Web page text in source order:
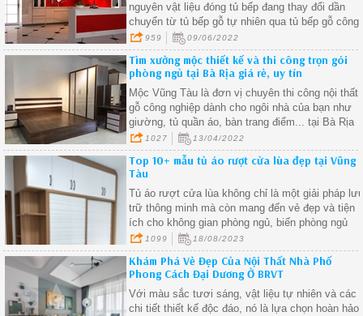
nguyên vật liệu đóng tủ bếp đang thay đổi dần
chuyển từ tủ bếp gỗ tự nhiên qua tủ bếp gỗ công
nghiệp để giải quyết khâu mối mọt, cong vênh,
ẩm ướt nơi góc bếp do thời gian sử dụng. Bên
cạnh đó gỗ công nghiệp cũng được đánh giá là
khá bền và dặt biệt giá thành rẻ hơn gỗ tự nhiên.
959 09/06/2022
Tìm xưởng mộc thiết kế và thi công trọn gói
phòng ngủ tại Bà Rịa giá rẻ, uy tín
Mộc Vũng Tàu là đơn vị chuyên thi công nội thất
gỗ công nghiệp dành cho ngôi nhà của bạn như
giường, tủ quần áo, bàn trang điểm... tại Bà Rịa
với giá cạnh tranh nhất thị trường.
1027 13/04/2022
Top 10+ mẫu tủ áo rượt cửa lùa đẹp tại Vũng
Tàu
Tủ áo rượt cửa lùa không chỉ là một giải pháp
trữ thông minh mà còn mang đến vẻ đẹp và tiện
ích cho không gian phòng ngủ, biến phòng ngủ
trở thành không gian đa chức năng và thú vị hơn
bao giờ hết.
1099 18/08/2023
Khám Phá Vẻ Đẹp Của Nội Thất Nhà Phố
Phong Cách Đại Dương Ở BRVT
Với màu sắc tươi sáng, vật liệu tự nhiên và các
chi tiết thiết kế độc đáo, nó là lựa chọn hoàn hảo